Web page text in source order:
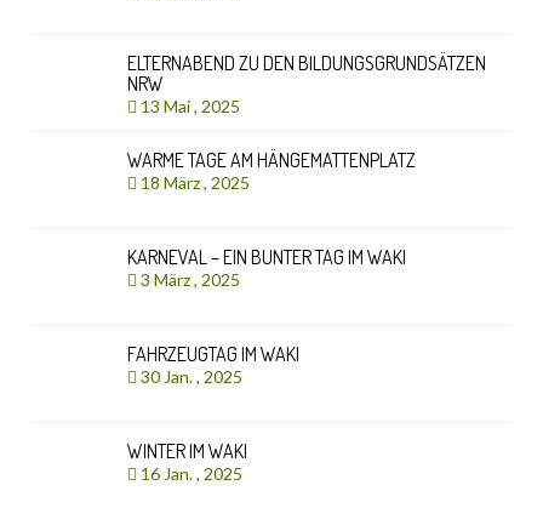
ELTERNABEND ZU DEN BILDUNGSGRUNDSÄTZEN
NRW
13 Mai , 2025
WARME TAGE AM HÄNGEMATTENPLATZ
18 März , 2025
KARNEVAL – EIN BUNTER TAG IM WAKI
3 März , 2025
FAHRZEUGTAG IM WAKI
30 Jan. , 2025
WINTER IM WAKI
16 Jan. , 2025